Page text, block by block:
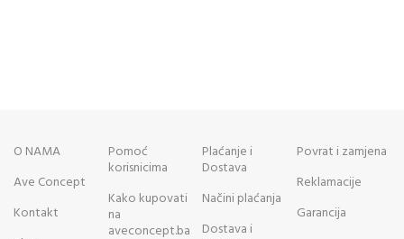
O NAMA
Ave Concept
Kontakt
Pomoć
korisnicima
Kako kupovati
na
aveconcept.ba
Plaćanje i
Dostava
Načini plaćanja
Dostava i
Povrat i zamjena
Reklamacije
Garancija